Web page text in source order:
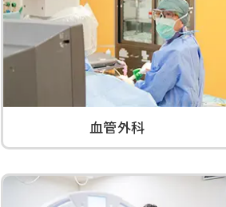
血管外科